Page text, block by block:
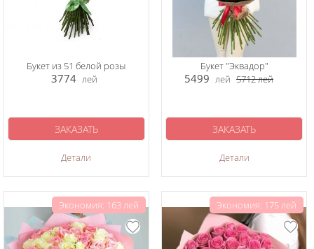
Букет из 51 белой розы
3774 лей
Детали
ЗАКАЗАТЬ
Букет "Эквадор"
5499 лей 5712лей
Детали
ЗАКАЗАТЬ
Экономия: 163 лей Экономия: 175 лей